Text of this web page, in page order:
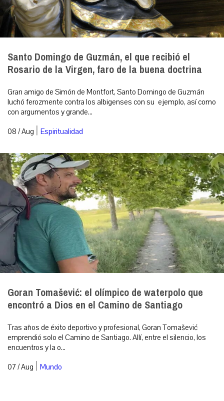
Santo Domingo de Guzmán, el que recibió el
Rosario de la Virgen, faro de la buena doctrina
Gran amigo de Simón de Montfort, Santo Domingo de Guzmán
luchó ferozmente contra los albigenses con su ejemplo, así como
con argumentos y grande...
08 / Aug | Espiritualidad
Goran Tomašević: el olímpico de waterpolo que
encontró a Dios en el Camino de Santiago
Tras años de éxito deportivo y profesional, Goran Tomašević
emprendió solo el Camino de Santiago. Allí, entre el silencio, los
encuentros y la o...
07 / Aug | Mundo